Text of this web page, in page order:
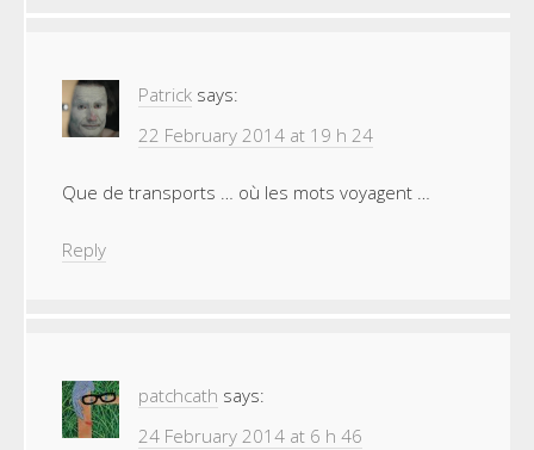
Patrick says:
22 February 2014 at 19 h 24
Que de transports … où les mots voyagent …
Reply
patchcath says:
24 February 2014 at 6 h 46